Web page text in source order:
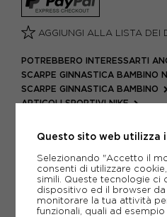
AGGIUNGI ALLA LISTA DEI
POTREBBERO INTERESSARTI
SCARPE GINNASTICA BAMBINO
SCARPE GINNASTICA BAMBINO
ARTICOLI SPORTIVI NIKE
PIÙ INFORMAZIONI
SCHEDA TECNICA
Questo sito web utilizza
Selezionando "Accetto il
consenti di utilizzare
simili. Queste tecnologie ci
dispositivo ed il browser
monitorare la tua attività
funzionali, quali ad